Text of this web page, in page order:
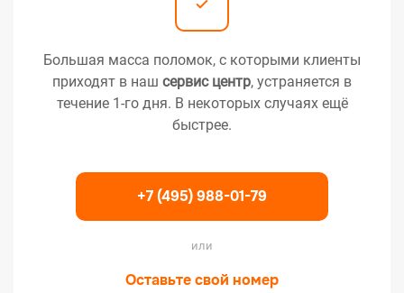
Большая масса поломок, с которыми клиенты
приходят в наш сервис центр, устраняется в
течение 1-го дня. В некоторых случаях ещё
быстрее.
+7 (495) 988-01-79
или
Оставьте свой номер